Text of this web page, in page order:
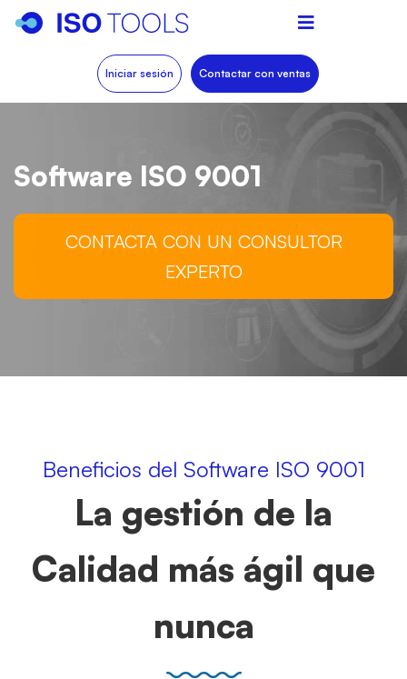
Iniciar sesión Contactar con ventas
Software ISO 9001
CONTACTA CON UN CONSULTOR
EXPERTO
Beneficios del Software ISO 9001
La gestión de la
Calidad más ágil que
nunca